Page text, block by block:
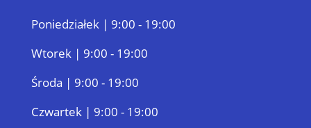
Poniedziałek | 9:00 - 19:00
Wtorek | 9:00 - 19:00
Środa | 9:00 - 19:00
Czwartek | 9:00 - 19:00